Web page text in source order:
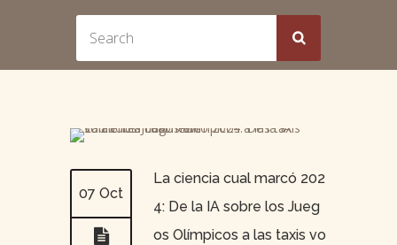
07 Oct
La ciencia cual marcó 202
4: De la IA sobre los Jueg
os Olímpicos a las taxis vo